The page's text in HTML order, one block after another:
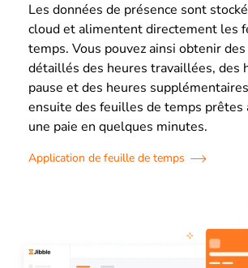
Les données de présence sont
cloud et alimentent directement les
temps. Vous pouvez ainsi obtenir
détaillés des heures travaillées, des
pause et des heures
ensuite des feuilles de temps prêtes
une paie en quelques minutes.
Application de feuille de temps